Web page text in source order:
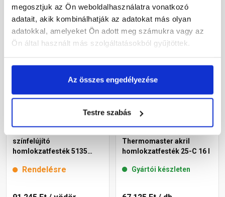
megosztjuk az Ön weboldalhasználatra vonatkozó
adatait, akik kombinálhatják az adatokat más olyan
adatokkal, amelyeket Ön adott meg számukra vagy az
Ön által használt más szolgáltatásokból gyűjtöttek.
Az összes engedélyezése
Testre szabás
Megnézem Megnézem
színfelújító
homlokzatfesték 5135
Rendelésre
Thermomaster akril
homlokzatfesték 25-C 16 l
Gyártói készleten